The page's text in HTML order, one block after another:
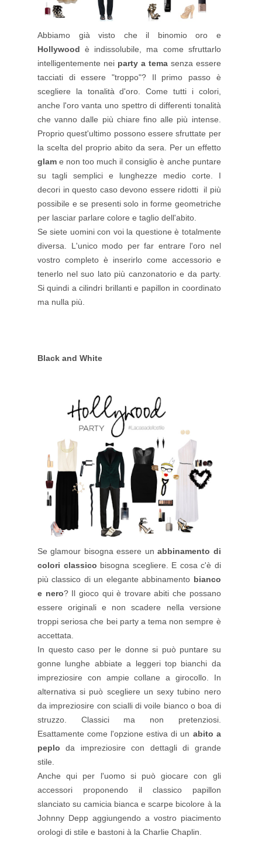
Abbiamo già visto che il binomio oro e
Hollywood è indissolubile, ma come sfruttarlo
intelligentemente nei party a temasenza essere
tacciati di essere "troppo"? Il primo passo è
scegliere la tonalità d'oro. Come tutti i colori,
anche l'oro vanta uno spettro di differenti tonalità
che vanno dalle più chiare fino alle più intense.
Proprio quest'ultimo possono essere sfruttate per
la scelta del proprio abito da sera. Per un effetto
glam e non too much il consiglio è anche puntare
su tagli semplici e lunghezze medio corte. I
decori in questo caso devono essere ridotti il più
possibile e se presenti solo in forme geometriche
per lasciar parlare colore e taglio dell'abito.
Se siete uomini con voi la questione è totalmente
diversa. L'unico modo per far entrare l'oro nel
vostro completo è inserirlo come accessorio e
tenerlo nel suo lato più canzonatorio e da party.
Si quindi a cilindri brillanti e papillon in coordinato
ma nulla più.
Black and White
Se glamour bisogna essere unabbinamento di
colori classico bisogna scegliere. E cosa c'è di
più classico di un elegante abbinamento bianco
e nero? Il gioco qui è trovare abiti che possano
essere originali e non scadere nella versione
troppi seriosa che bei party a tema non sempre è
accettata.
In questo caso per le donne si può puntare su
gonne lunghe abbiate a leggeri top bianchi da
impreziosire con ampie collane a girocollo. In
alternativa si può scegliere un sexy tubino nero
da impreziosire con scialli di voile bianco o boa di
struzzo. Classici ma non pretenziosi.
Esattamente come l'opzione estiva di un abito a
peplo da impreziosire con dettagli di grande
stile.
Anche qui per l'uomo si può giocare con gli
accessori proponendo il classico papillon
slanciato su camicia bianca e scarpe bicolore à la
Johnny Depp aggiungendo a vostro piacimento
orologi di stile e bastoni à la Charlie Chaplin.